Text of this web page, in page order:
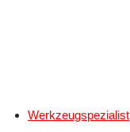
Werkzeugspezialist